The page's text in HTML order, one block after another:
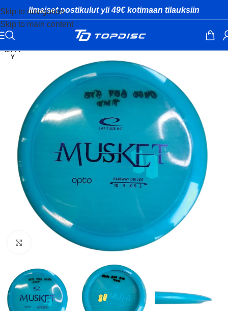
Skip to navigation
Skip to main content
Ilmaiset postikulut yli 49€ kotimaan tilauksiin
MYYT
Y
Klikkaa suuremmaksi